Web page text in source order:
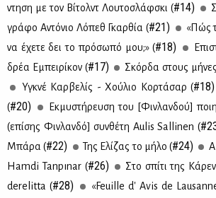
ντη­ση με τον Βί­τολντ Λου­το­σλάφ­σκι (#14)
γρά­φο Αντό­νιο Λό­πεθ Γκαρ­θία (#21)
«Πώς
να έχε­τε δει το πρό­σω­πό μου;» (#18)
δρέα Εμπει­ρί­κον (#17) Σκόρ­δα στους
Υγκνέ Καρ­βε­λίς - Χού­λιο Κορ­τά­σαρ (#18)
(#20)
Εκ­μυ­στή­ρευ­ση του [Φιν­λαν­δού]
(επί­σης Φιν­λαν­δό] συν­θέ­τη Aulis Sallinen (
Μπά­ρα (#22) Της Ελί­ζας το μή­λο (#24)
Hamdi Tanpınar (#26) Στο σπί­τι της
derelitta (#28) «Feuille d' Avis de